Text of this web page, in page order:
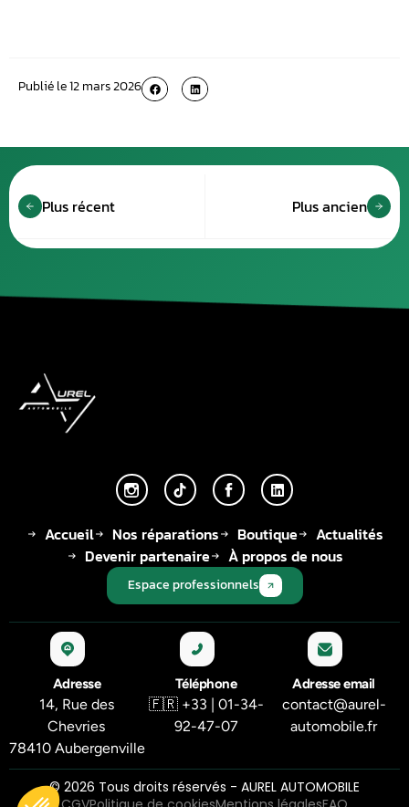
Publié le12 mars 2026
Plus récent Plus ancien
Accueil Nos réparations Boutique
Actualités
Devenir partenaire
À propos de nous
Espace professionnels
Adresse
14, Rue des
Chevries
78410 Aubergenville
Téléphone
🇫🇷 +33 | 01-34-
92-47-07
Adresse email
contact@aurel-
automobile.fr
© 2026 Tous droits réservés - AUREL AUTOMOBILE